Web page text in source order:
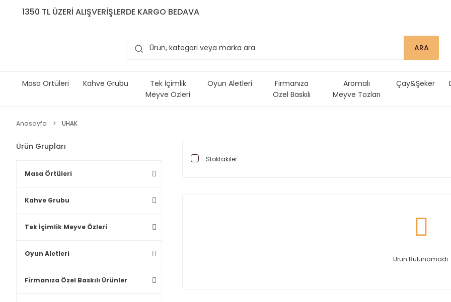
1350 TL ÜZERİ ALIŞVERİŞLERDE KARGO BEDAVA
ARA
Masa Örtüleri Kahve Grubu
Tek İçimlik
Meyve Özleri
Oyun Aletleri
Firmanıza
Özel Baskılı
Aromalı
Meyve Tozları
Çay&Şeker
Anasayfa UHAK
Ürün Grupları
Masa Örtüleri
Kahve Grubu
Tek İçimlik Meyve Özleri
Oyun Aletleri
Firmanıza Özel Baskılı Ürünler
Stoktakiler
Ürün Bulunamadı.